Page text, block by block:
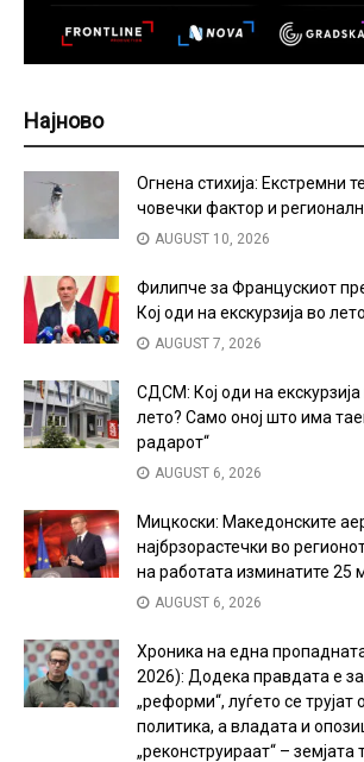
Најново
Огнена стихија: Екстремни
човечки фактор и
AUGUST 10, 2026
Филипче за Францускиот
Кој оди на екскурзија во
AUGUST 7, 2026
СДСМ: Кој оди на
лето? Само оној што има
радарот“
AUGUST 6, 2026
Мицкоски: Македонските
најбрзорастечки во
на работата изминатите 25
AUGUST 6, 2026
Хроника на една
2026): Додека правдата е
„реформи“, луѓето се трујат
политика, а владата и
„реконструираат“ – земјата